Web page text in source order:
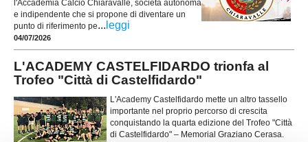
l'Accademia Calcio Chiaravalle, società autonoma
e indipendente che si propone di diventare un
punto di riferimento pe... leggi
04/07/2026
L'ACADEMY CASTELFIDARDO trionfa al
Trofeo "Città di Castelfidardo"
L'Academy Castelfidardo mette un altro tassello
importante nel proprio percorso di crescita
conquistando la quarta edizione del Trofeo "Città
di Castelfidardo" – Memorial Graziano Cerasa.